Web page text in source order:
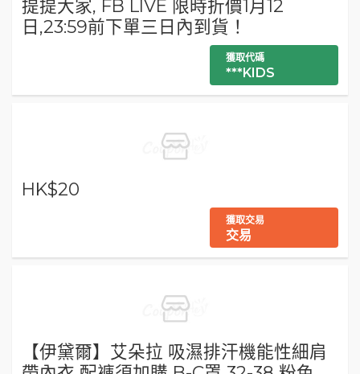
提提大家, FB LIVE 限時折價1月12
日,23:59前下單三日內到貨！
獲取代碼
***KIDS
HK$20
獲取交易
交易
【伊黛爾】艾朵拉 吸濕排汗機能性細肩